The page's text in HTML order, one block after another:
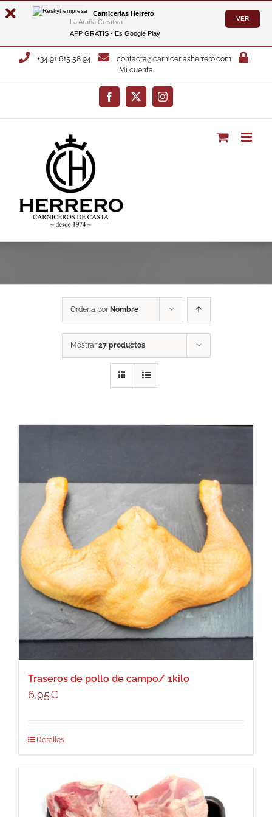
Carnicerias Herrero
La Araña Creativa
APP GRATIS - Es Google Play
VER
Saltar
+34 91 615 58 94
contacta@carniceriasherrero.com
Mi cuenta
Facebook
X Instagram
Ordena por Nombre
Mostrar 27 productos
Traseros de pollo de campo/ 1kilo
6,95€
Este
múltiples
variantes.
Detalles